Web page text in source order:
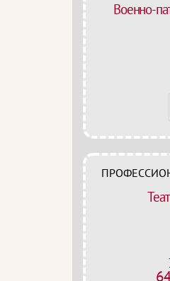
Военно-